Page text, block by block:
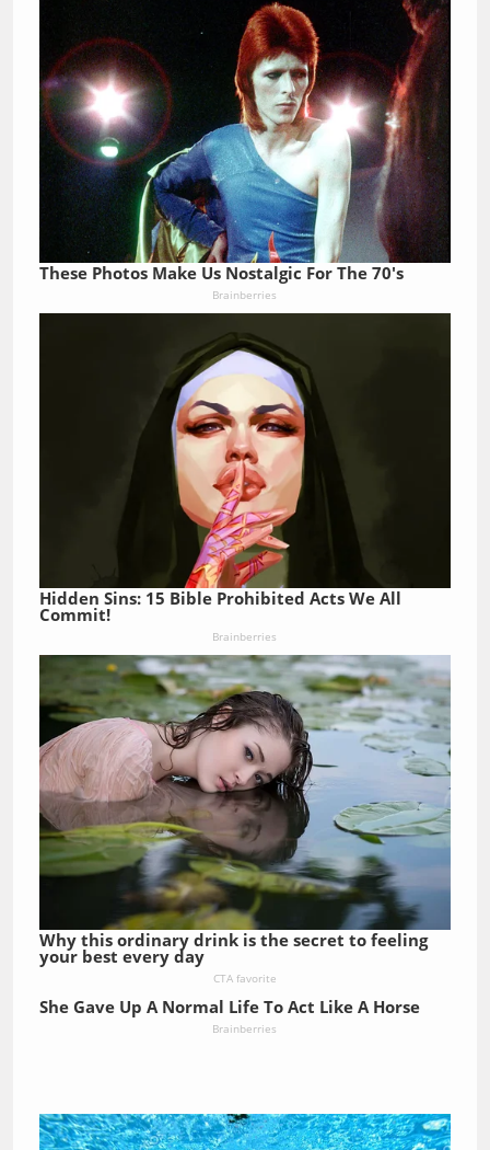
These Photos Make Us Nostalgic For The 70's
Brainberries
Hidden Sins: 15 Bible Prohibited Acts We All
Commit!
Brainberries
Why this ordinary drink is the secret to feeling
your best every day
CTA favorite
She Gave Up A Normal Life To Act Like A Horse
Brainberries